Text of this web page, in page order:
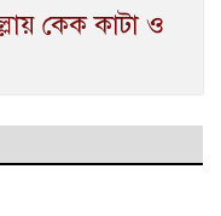
কেক কাটা ও